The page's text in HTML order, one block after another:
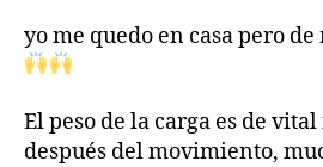
yo me quedo en casa pero
El peso de la carga es de
después del movimiento,